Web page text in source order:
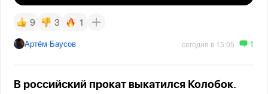
9 3 1
Артём Баусов сегодня в 15:05 1
В российский прокат выкатился Колобок.